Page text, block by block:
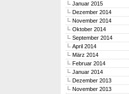
Januar 2015
Dezember 2014
November 2014
Oktober 2014
September 2014
April 2014
März 2014
Februar 2014
Januar 2014
Dezember 2013
November 2013